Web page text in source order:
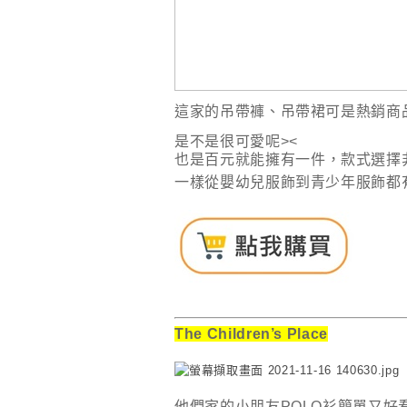
這家的吊帶褲、吊帶裙可是熱銷商
是不是很可愛呢><
也是百元就能擁有一件 ，款式選擇
一樣從嬰幼兒服飾到青少年服飾都
The Children’s Place